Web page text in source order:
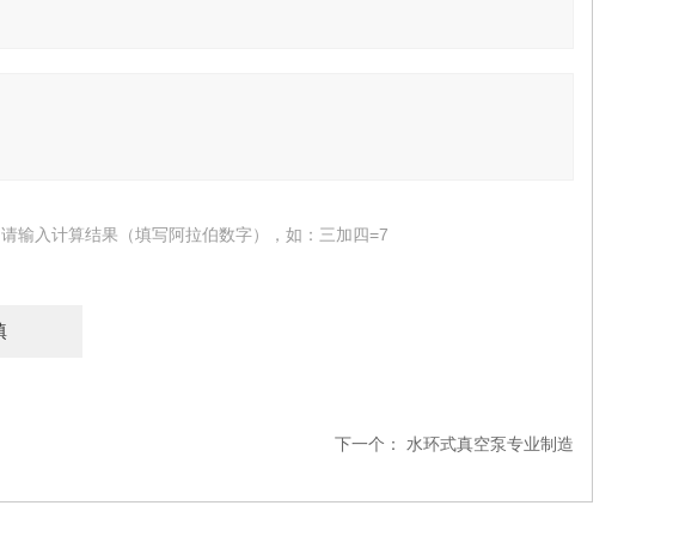
请输入计算结果（填写阿拉伯数字），如：三加四=7
下一个： 水环式真空泵专业制造